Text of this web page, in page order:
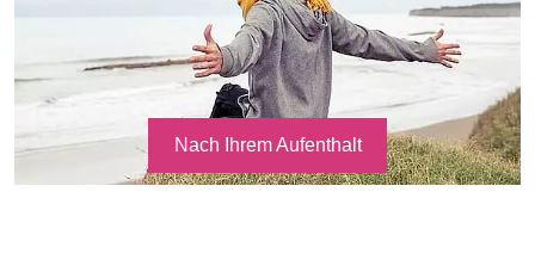
Nach Ihrem Aufenthalt